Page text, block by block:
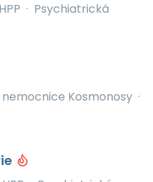
HPP · Psychiatrická
Kosmonosy ·